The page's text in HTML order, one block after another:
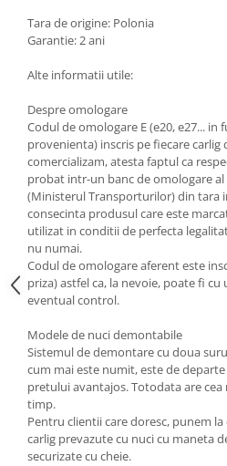
Carlige Opel
Carlige Peugeot
Carlige Plymouth
Carlige Polestar
Carlige Porsche
Carlige Renault
Carlige Seat
Carlige Skoda
Carlige SsangYong
Carlige Subaru
Carlige Suzuki
Carlige Tesla
Carlige Toyota
Carlige Volkswagen
Carlige Volvo
Carlige Xpeng
Scut motor Suzuki
Scut motor Tesla
Scut motor Toyota
Scut motor Volvo
Scut motor Volvo C40
Scut motor Volvo V90
Scut motor Volvo XC40
Scut motor Vw
Tara de origine: Polonia
Garantie: 2 ani
Alte informatii utile:
Despre omologare
Codul de omologare E (e20, e27... in
provenienta) inscris pe fiecare carlig
comercializam, atesta faptul ca
probat intr-un banc de omologare
(Ministerul Transporturilor) din tara
consecinta produsul care este
utilizat in conditii de perfecta
nu numai.
Codul de omologare aferent este
priza) astfel ca, la nevoie, poate fi
eventual control.
Modele de nuci demontabile
Sistemul de demontare cu doua
cum mai este numit, este de
pretului avantajos. Totodata are
timp.
Pentru clientii care doresc, punem
carlig prevazute cu nuci cu maneta
securizate cu cheie.